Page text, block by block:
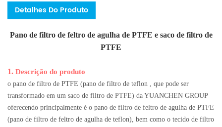
Detalhes Do Produto
Pano de filtro de feltro de agulha de PTFE e saco de filtro de
PTFE
1. Descrição do produto
o pano de filtro de PTFE (pano de filtro de teflon , que pode ser
transformado em um saco de filtro de PTFE) da YUANCHEN GROUP
oferecendo principalmente é o pano de filtro de feltro de agulha de PTFE
(pano de filtro de feltro de agulha de teflon), bem como o tecido de filtro